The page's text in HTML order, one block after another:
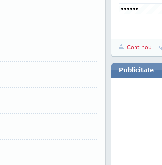
Cont nou
Publicitate